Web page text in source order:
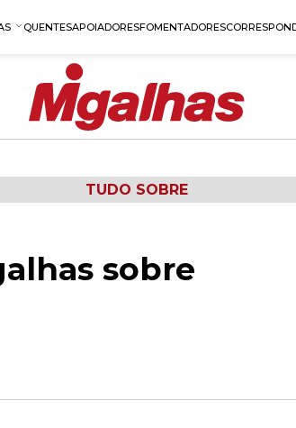
QUENTESAPOIADORESFOMENTADORES
TUDO SOBRE
sobre